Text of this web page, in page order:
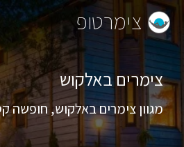
צימרטופ
צימרים באלקוש
מגוון צימרים באלקוש, חופשה